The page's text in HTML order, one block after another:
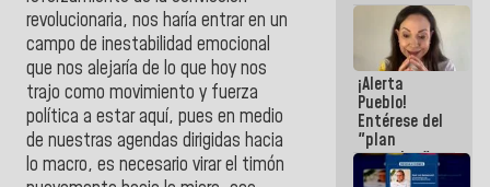
revolucionaria, nos haría entrar en un
campo de inestabilidad emocional
que nos alejaría de lo que hoy nos
trajo como movimiento y fuerza
política a estar aquí, pues en medio
de nuestras agendas dirigidas hacia
lo macro, es necesario virar el timón
programa
junto a
gobernadores
planes de
recuperación
del Sistema
Eléctrico
Nacional
¡Alerta
Pueblo!
Entérese del
"plan
enjambre"
de La Sayo